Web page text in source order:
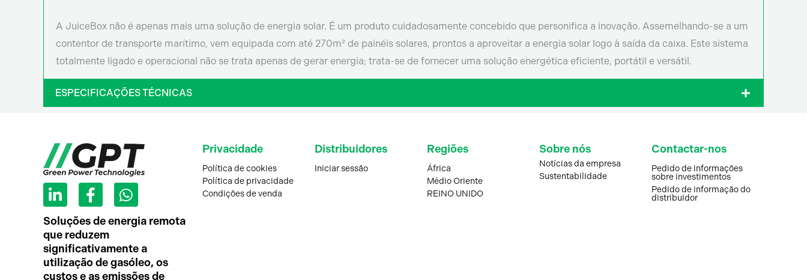
A JuiceBox não é apenas mais uma solução de energia solar. É um produto cuidadosamente concebido que personifica a inovação. Assemelhando-se a um
contentor de transporte marítimo, vem equipada com até 270m² de painéis solares, prontos a aproveitar a energia solar logo à saída da caixa. Este sistema
totalmente ligado e operacional não se trata apenas de gerar energia; trata-se de fornecer uma solução energética eficiente, portátil e versátil.
ESPECIFICAÇÕES TÉCNICAS
L
i
n
k
e
d
i
F
a
e
b
o
o
W
h
t
s
a
p
Soluções de energia remota
que reduzem
significativamente a
utilização de gasóleo, os
custos e as emissões de
Privacidade
Política de cookies
Política de privacidade
Condições de venda
Distribuidores
Iniciar sessão
Regiões
África
Médio Oriente
REINO UNIDO
Sobre nós
Notícias da empresa
Sustentabilidade
Contactar-nos
Pedido de informações
sobre investimentos
Pedido de informação do
distribuidor